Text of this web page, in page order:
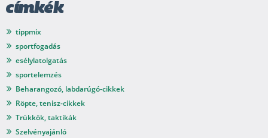
címkék
tippmix
sportfogadás
esélylatolgatás
sportelemzés
Beharangozó, labdarúgó-cikkek
Röpte, tenisz-cikkek
Trükkök, taktikák
Szelvényajánló